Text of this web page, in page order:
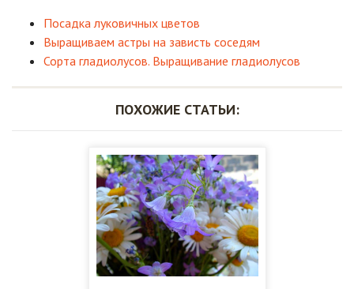
Посадка луковичных цветов
Выращиваем астры на зависть соседям
Сорта гладиолусов. Выращивание гладиолусов
ПОХОЖИЕ СТАТЬИ: